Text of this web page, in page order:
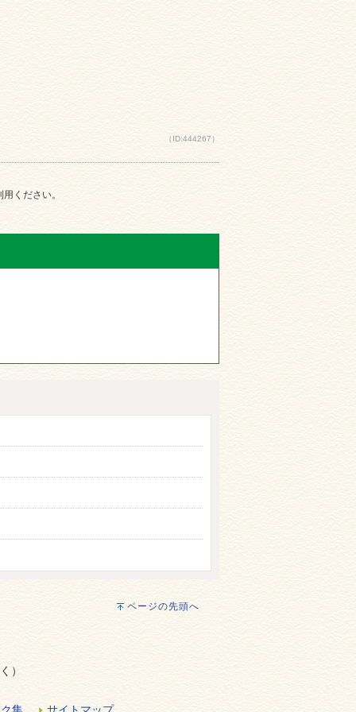
（ID:444267）
ください。
ページの先頭へ
）